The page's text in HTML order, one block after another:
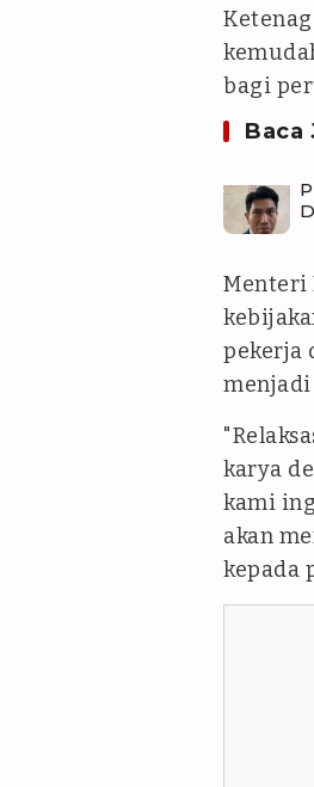
bagi
Baca
Menteri
pekerja
menjadi
karya
kami
akan
kepada